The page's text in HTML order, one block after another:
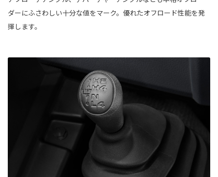
ダーにふさわしい十分な値をマーク。優れたオフロード性能を発
揮します。